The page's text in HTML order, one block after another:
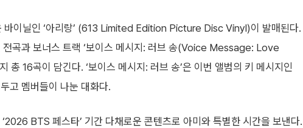
바이닐인 ‘아리랑’ (613 Limited Edition Picture Disc Vinyl)이 발매된다.
전곡과 보너스 트랙 ‘보이스 메시지: 러브 송(Voice Message: Love
총 16곡이 담긴다. ‘보이스 메시지: 러브 송’은 이번 앨범의 키 메시지인
고 멤버들이 나눈 대화다.
BTS 페스타’ 기간 다채로운 콘텐츠로 아미와 특별한 시간을 보낸다.